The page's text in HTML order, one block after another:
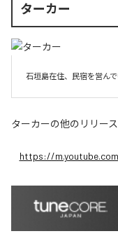
ターカー
石垣島在住、民宿を営んで
ターカーの他のリリース
https://